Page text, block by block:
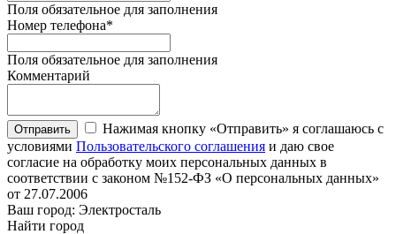
Поля обязательное для заполнения
Номер телефона*
Поля обязательное для заполнения
Комментарий
Отправить
Нажимая кнопку «Отправить» я соглашаюсь с
условиями Пользовательского соглашения и даю свое
согласие на обработку моих персональных данных в
соответствии с законом №152-ФЗ «О персональных данных»
от 27.07.2006
Ваш город: Электросталь
Найти город